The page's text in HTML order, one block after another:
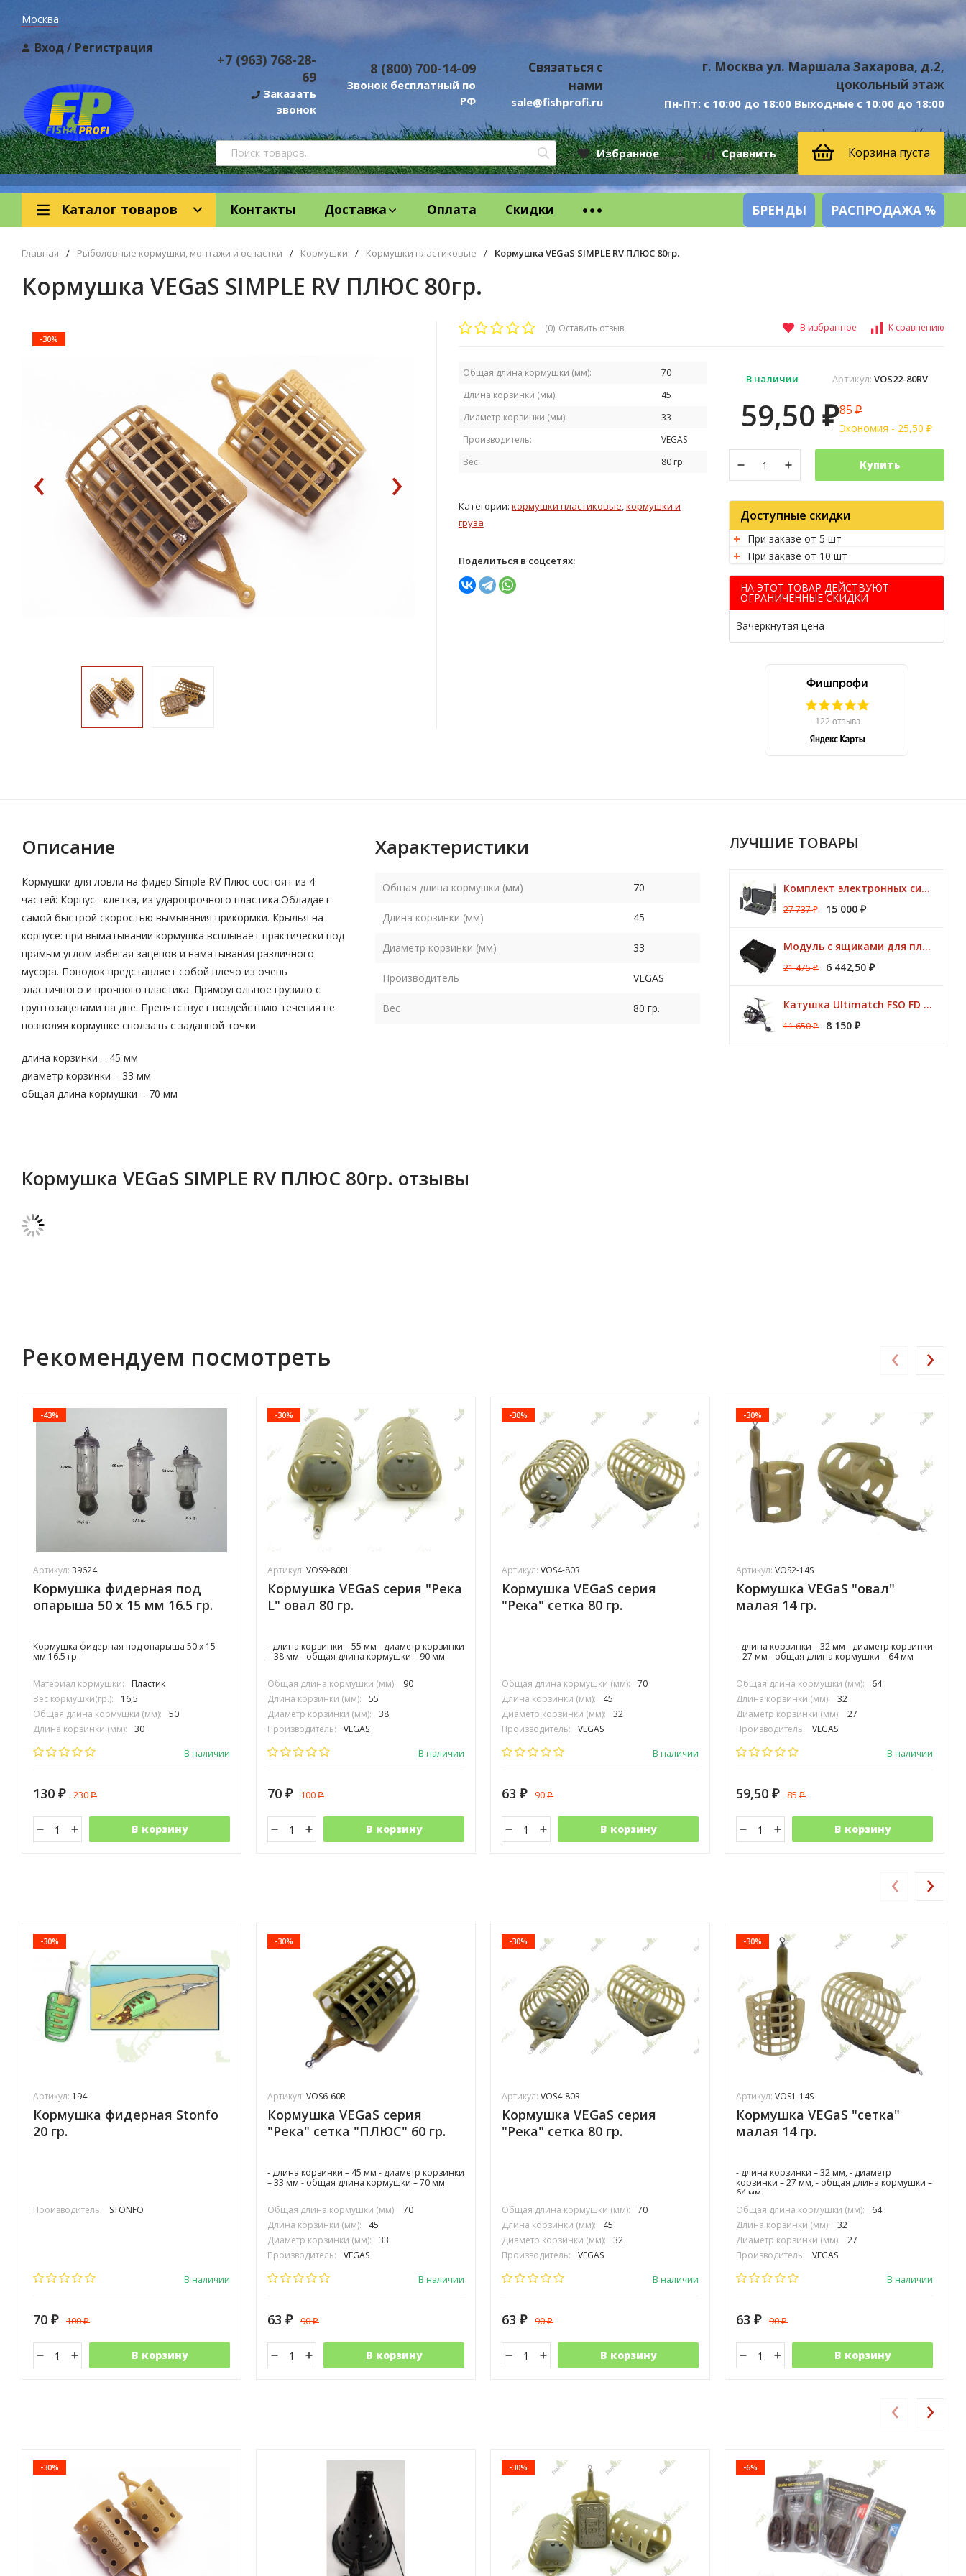
Москва
Вход/ Регистрация
+7 (963) 768-28-
69
Заказать
звонок
8 (800) 700-14-09
Звонок бесплатный по
РФ
Связаться с
нами
sale@fishprofi.ru
г. Москва ул. Маршала Захарова, д.2,
цокольный этаж
Пн-Пт: с 10:00 до 18:00 Выходные с 10:00 до 18:00
Избранное Сравнить Корзина пуста
Каталог товаров Контакты Доставка Оплата Скидки БРЕНДЫ РАСПРОДАЖА %
Главная / Рыболовные кормушки, монтажи и оснастки / Кормушки / Кормушки пластиковые / Кормушка VEGaS SIMPLE RV ПЛЮС 80гр.
Кормушка VEGaS SIMPLE RV ПЛЮС 80гр.
-30%
‹ ›
(0) Оставить отзыв В избранное К сравнению
Общая длина кормушки (мм):
70
Длина корзинки (мм):
45
Диаметр корзинки (мм):
33
Производитель:
VEGAS
Вес:
80 гр.
Категории: кормушки пластиковые,кормушки и
груза
Поделиться в соцсетях:
Артикул: VOS22-80RV
В наличии
59,50 ₽85₽
Экономия - 25,50 ₽
Купить
Доступные скидки
При заказе от 5 шт
При заказе от 10 шт
НА ЭТОТ ТОВАР ДЕЙСТВУЮТ
ОГРАНИЧЕННЫЕ СКИДКИ
Зачеркнутая цена
ЛУЧШИЕ ТОВАРЫ
Комплект электронных сигнализаторов TRAPER Prestige 4+1
27 737₽ 15 000 ₽
Модуль с ящиками для платформ Preston ONBOX
21 475₽ 6 442,50 ₽
Катушка Ultimatch FSO FD 835 8 подшипников 5,1:1 Browning
11 650₽ 8 150 ₽
Описание
Кормушки для ловли на фидер Simple RV Плюс состоят из 4
частей: Корпус– клетка, из ударопрочного пластика.Обладает
самой быстрой скоростью вымывания прикормки. Крылья на
корпусе: при выматывании кормушка всплывает практически под
прямым углом избегая зацепов и наматывания различного
мусора. Поводок представляет собой плечо из очень
эластичного и прочного пластика. Прямоугольное грузило с
грунтозацепами на дне. Препятствует воздействию течения не
позволяя кормушке сползать с заданной точки.
длина корзинки – 45 мм
диаметр корзинки – 33 мм
общая длина кормушки – 70 мм
Характеристики
Общая длина кормушки (мм) 70
Длина корзинки (мм) 45
Диаметр корзинки (мм) 33
Производитель VEGAS
Вес 80 гр.
Кормушка VEGaS SIMPLE RV ПЛЮС 80гр. отзывы
Рекомендуем посмотреть
-43%
Артикул: 39624
Кормушка фидерная под
опарыша 50 х 15 мм 16.5 гр.
Кормушка фидерная под опарыша 50 х 15
мм 16.5 гр.
Материал кормушки:
Пластик
Вес кормушки(гр.):
16,5
Общая длина кормушки (мм):
50
Длина корзинки (мм):
30
Диаметр корзинки (мм):
В наличии
130 ₽ 230₽
В корзину
-30%
Артикул: VOS9-80RL
Кормушка VEGaS серия "Река
L" овал 80 гр.
- длина корзинки – 55 мм - диаметр корзинки
– 38 мм - общая длина кормушки – 90 мм
Общая длина кормушки (мм):
90
Длина корзинки (мм):
55
Диаметр корзинки (мм):
38
Производитель:
VEGAS
В наличии
70 ₽ 100₽
В корзину
-30%
Артикул: VOS4-80R
Кормушка VEGaS серия
"Река" сетка 80 гр.
Общая длина кормушки (мм):
70
Длина корзинки (мм):
45
Диаметр корзинки (мм):
32
Производитель:
VEGAS
В наличии
63 ₽ 90₽
В корзину
-30%
Артикул: VOS2-14S
Кормушка VEGaS "овал"
малая 14 гр.
- длина корзинки – 32 мм - диаметр корзинки
– 27 мм - общая длина кормушки – 64 мм
Общая длина кормушки (мм):
64
Длина корзинки (мм):
32
Диаметр корзинки (мм):
27
Производитель:
VEGAS
В наличии
59,50 ₽ 85₽
В корзину
‹ ›
-30%
Артикул: 194
Кормушка фидерная Stonfo
20 гр.
Производитель: STONFO
В наличии
70 ₽ 100₽
В корзину
-30%
Артикул: VOS6-60R
Кормушка VEGaS серия
"Река" сетка "ПЛЮС" 60 гр.
- длина корзинки – 45 мм - диаметр корзинки
– 33 мм - общая длина кормушки – 70 мм
Общая длина кормушки (мм):
70
Длина корзинки (мм):
45
Диаметр корзинки (мм):
33
Производитель:
VEGAS
В наличии
63 ₽ 90₽
В корзину
-30%
Артикул: VOS4-80R
Кормушка VEGaS серия
"Река" сетка 80 гр.
Общая длина кормушки (мм):
70
Длина корзинки (мм):
45
Диаметр корзинки (мм):
32
Производитель:
VEGAS
В наличии
63 ₽ 90₽
В корзину
-30%
Артикул: VOS1-14S
Кормушка VEGaS "сетка"
малая 14 гр.
- длина корзинки – 32 мм, - диаметр
корзинки – 27 мм, - общая длина кормушки –
64 мм
Общая длина кормушки (мм):
64
Длина корзинки (мм):
32
Диаметр корзинки (мм):
27
Производитель:
VEGAS
В наличии
63 ₽ 90₽
В корзину
‹ ›
-30% -30% -6%
‹ ›